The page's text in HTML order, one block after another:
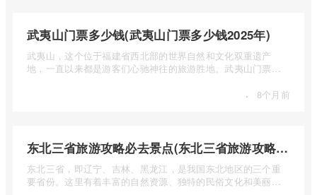
武夷山门票多少钱(武夷山门票多少钱2025年)
武夷山，这个位于福建省西北部的世界自然和文化双重遗产
地，一直以来都是游客们心驰神往的旅游胜地。武夷山门票多
· 8个月前
东北三省旅游攻略必去景点(东北三省旅游攻略必去景点视频介绍)
东北三省，即辽宁、吉林、黑龙江，是我国东北地区的三个重
要省份。这里有着丰富的自然资源、独特的民俗文化和美丽的